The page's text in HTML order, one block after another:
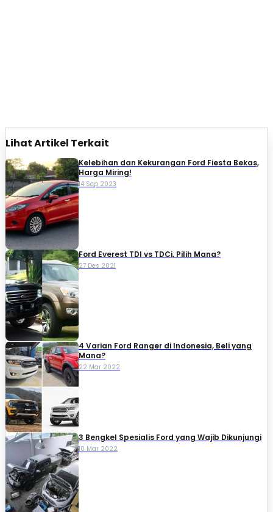
Lihat Artikel Terkait
Kelebihan dan Kekurangan Ford Fiesta Bekas,
Harga Miring!
14 Sep 2023
Ford Everest TDI vs TDCi, Pilih Mana?
27 Des 2021
4 Varian Ford Ranger di Indonesia, Beli yang
Mana?
22 Mar 2022
3 Bengkel Spesialis Ford yang Wajib Dikunjungi
10 Mar 2022